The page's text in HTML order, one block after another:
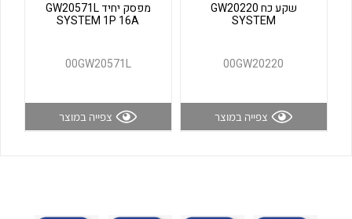
לכל מוצרי היצרן לכל מוצרי היצרן
שקע כח GW20220
SYSTEM
00GW20220
צפייה במוצר
מפסק יחיד GW20571L
SYSTEM 1P 16A
00GW20571L
צפייה במוצר